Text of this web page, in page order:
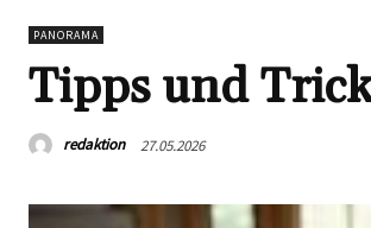
PANORAMA
Tipps und
redaktion 27.05.2026